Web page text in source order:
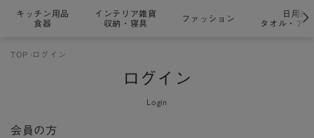
キッチン用品
食器
インテリア雑貨
収納・寝具
ファッション
日用雑
タオル・ア
TOP ログイン
ログイン
Login
会員の方